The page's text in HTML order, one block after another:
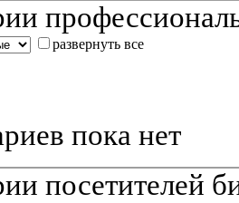
развернуть все
пока нет
посетителей